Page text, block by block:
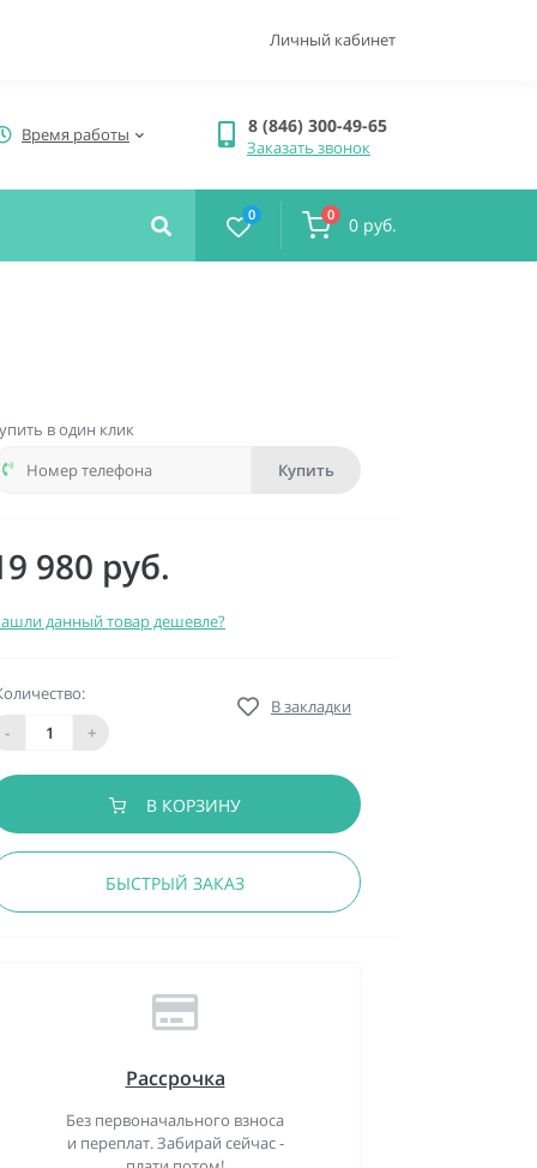
Личный кабинет
Время работы 8 (846) 300-49-65
Заказать звонок
0 0 0 руб.
в один клик
Купить
980 руб.
данный товар дешевле?
-
+
В закладки
В КОРЗИНУ
БЫСТРЫЙ ЗАКАЗ
Рассрочка
Без первоначального взноса
и переплат. Забирай сейчас -